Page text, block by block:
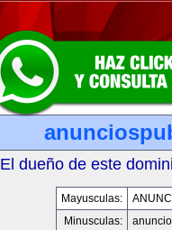
El dueño de este
Mayusculas:
Minusculas: